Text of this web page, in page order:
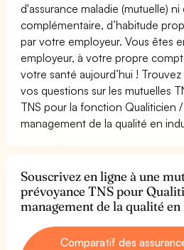
d'assurance maladie (mutuelle)
complémentaire, d’habitude
par votre employeur. Vous êtes
employeur, à votre propre
votre santé aujourd’hui !
vos questions sur les mutuelles
TNS pour la fonction Qualiticien
management de la qualité en
Souscrivez en ligne à une
prévoyance TNS pour
management de la qualité
Comparatif des